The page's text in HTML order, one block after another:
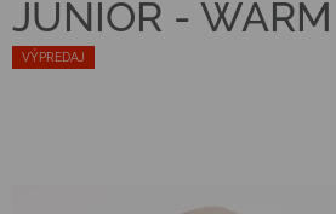
VÝPREDAJ
JUNIOR -